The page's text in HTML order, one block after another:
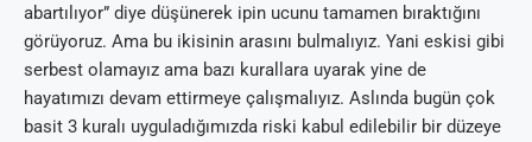
abartılıyor” diye düşünerek ipin ucunu tamamen bıraktığını
görüyoruz. Ama bu ikisinin arasını bulmalıyız. Yani eskisi gibi
serbest olamayız ama bazı kurallara uyarak yine de
hayatımızı devam ettirmeye çalışmalıyız. Aslında bugün çok
basit 3 kuralı uyguladığımızda riski kabul edilebilir bir düzeye